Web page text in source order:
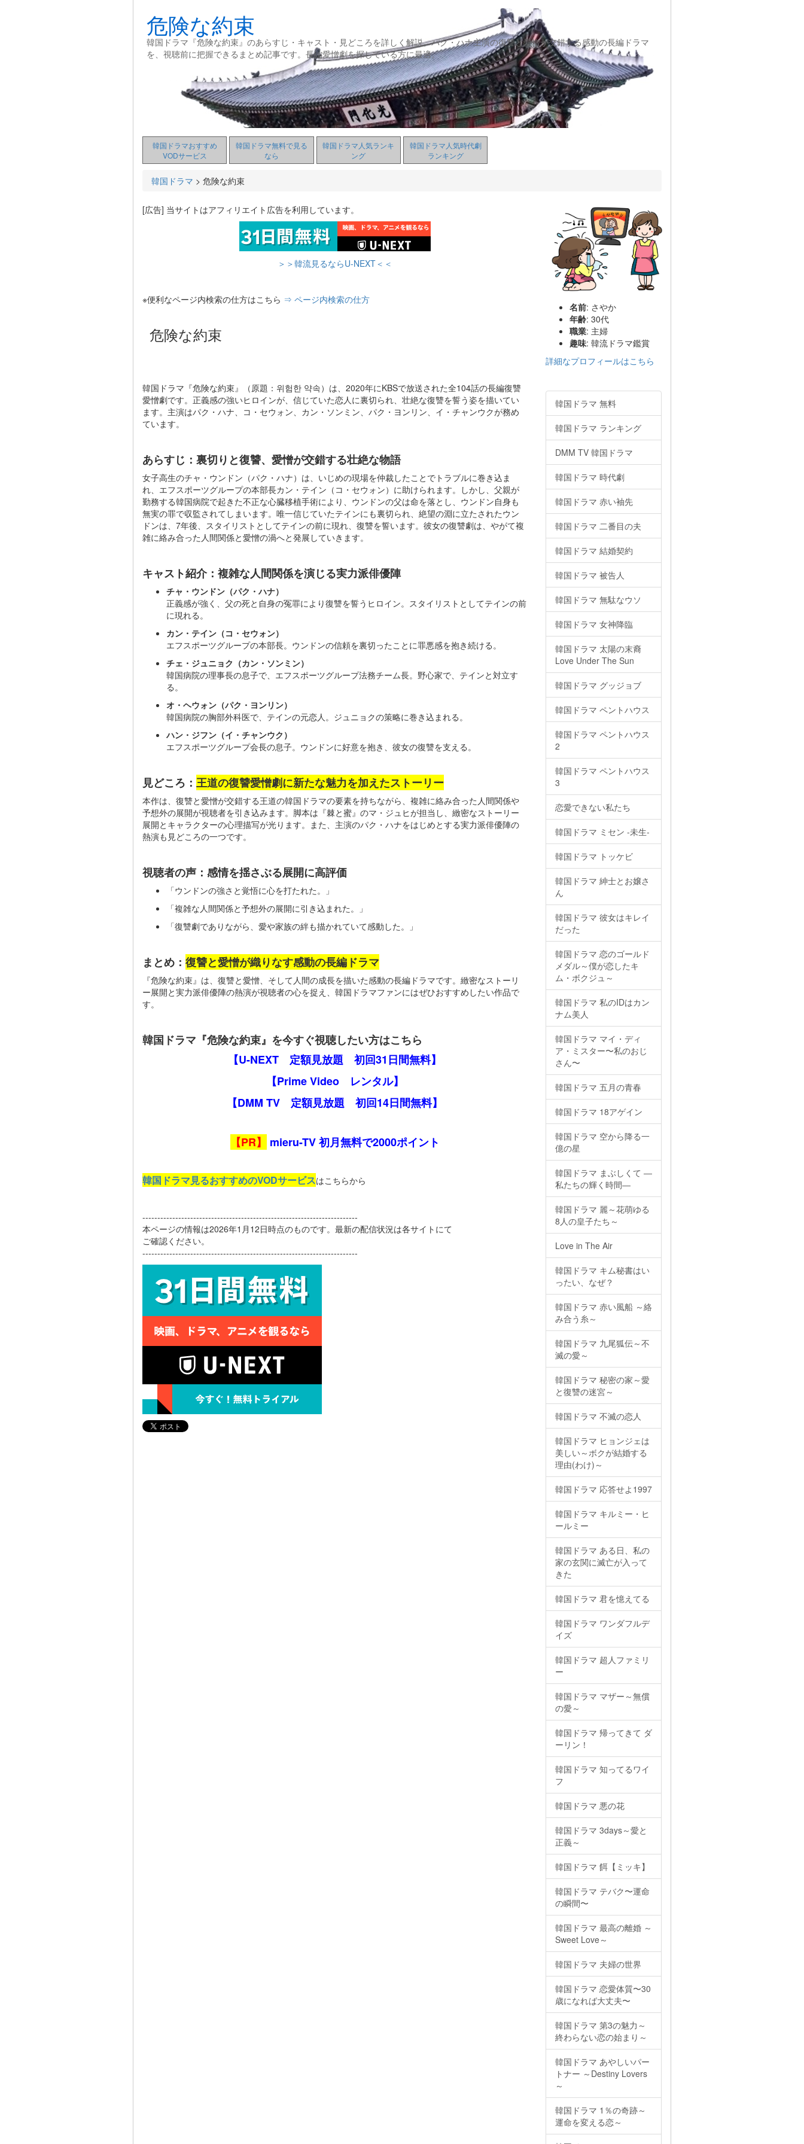
危険な約束
韓国ドラマ『危険な約束』のあらすじ・キャスト・見どころを詳しく解説。パク・ハナ主演の復讐と愛憎が交錯する感動の長編ドラマ
を、視聴前に把握できるまとめ記事です。長編愛憎劇を探している方に最適。
韓国ドラマおすすめ
VODサービス
韓国ドラマ無料で見る
なら
韓国ドラマ人気ランキ
ング
韓国ドラマ人気時代劇
ランキング
韓国ドラマ > 危険な約束
[広告] 当サイトはアフィリエイト広告を利用しています。
＞＞韓流見るならU-NEXT＜＜
※便利なページ内検索の仕方はこちら ⇒ ページ内検索の仕方
危険な約束
韓国ドラマ『危険な約束』（原題：위험한 약속）は、2020年にKBSで放送された全104話の長編復讐
愛憎劇です。正義感の強いヒロインが、信じていた恋人に裏切られ、壮絶な復讐を誓う姿を描いてい
ます。主演はパク・ハナ、コ・セウォン、カン・ソンミン、パク・ヨンリン、イ・チャンウクが務め
ています。
あらすじ：裏切りと復讐、愛憎が交錯する壮絶な物語
女子高生のチャ・ウンドン（パク・ハナ）は、いじめの現場を仲裁したことでトラブルに巻き込ま
れ、エフスポーツグループの本部長カン・テイン（コ・セウォン）に助けられます。しかし、父親が
勤務する韓国病院で起きた不正な心臓移植手術により、ウンドンの父は命を落とし、ウンドン自身も
無実の罪で収監されてしまいます。唯一信じていたテインにも裏切られ、絶望の淵に立たされたウン
ドンは、7年後、スタイリストとしてテインの前に現れ、復讐を誓います。彼女の復讐劇は、やがて複
雑に絡み合った人間関係と愛憎の渦へと発展していきます。
キャスト紹介：複雑な人間関係を演じる実力派俳優陣
チャ・ウンドン（パク・ハナ）
正義感が強く、父の死と自身の冤罪により復讐を誓うヒロイン。スタイリストとしてテインの前
に現れる。
カン・テイン（コ・セウォン）
エフスポーツグループの本部長。ウンドンの信頼を裏切ったことに罪悪感を抱き続ける。
チェ・ジュニョク（カン・ソンミン）
韓国病院の理事長の息子で、エフスポーツグループ法務チーム長。野心家で、テインと対立す
る。
オ・ヘウォン（パク・ヨンリン）
韓国病院の胸部外科医で、テインの元恋人。ジュニョクの策略に巻き込まれる。
ハン・ジフン（イ・チャンウク）
エフスポーツグループ会長の息子。ウンドンに好意を抱き、彼女の復讐を支える。
見どころ： 王道の復讐愛憎劇に新たな魅力を加えたストーリー
本作は、復讐と愛憎が交錯する王道の韓国ドラマの要素を持ちながら、複雑に絡み合った人間関係や
予想外の展開が視聴者を引き込みます。脚本は『棘と蜜』のマ・ジュヒが担当し、緻密なストーリー
展開とキャラクターの心理描写が光ります。また、主演のパク・ハナをはじめとする実力派俳優陣の
熱演も見どころの一つです。
視聴者の声：感情を揺さぶる展開に高評価
「ウンドンの強さと覚悟に心を打たれた。」
「複雑な人間関係と予想外の展開に引き込まれた。」
「復讐劇でありながら、愛や家族の絆も描かれていて感動した。」
まとめ： 復讐と愛憎が織りなす感動の長編ドラマ
『危険な約束』は、復讐と愛憎、そして人間の成長を描いた感動の長編ドラマです。緻密なストーリ
ー展開と実力派俳優陣の熱演が視聴者の心を捉え、韓国ドラマファンにはぜひおすすめしたい作品で
す。
韓国ドラマ『危険な約束』を今すぐ視聴したい方はこちら
【U-NEXT 定額見放題 初回31日間無料】
【Prime Video レンタル】
【DMM TV 定額見放題 初回14日間無料】
【PR】 mieru-TV 初月無料で2000ポイント
韓国ドラマ見るおすすめのVODサービスはこちらから
------------------------------------------------------------------------
本ページの情報は2026年1月12日時点のものです。最新の配信状況は各サイトにて
ご確認ください。
------------------------------------------------------------------------
名前: さやか
年齢: 30代
職業: 主婦
趣味: 韓流ドラマ鑑賞
詳細なプロフィールはこちら
韓国ドラマ 無料
韓国ドラマ ランキング
DMM TV 韓国ドラマ
韓国ドラマ 時代劇
韓国ドラマ 赤い袖先
韓国ドラマ 二番目の夫
韓国ドラマ 結婚契約
韓国ドラマ 被告人
韓国ドラマ 無駄なウソ
韓国ドラマ 女神降臨
韓国ドラマ 太陽の末裔
Love Under The Sun
韓国ドラマ グッジョブ
韓国ドラマ ペントハウス
韓国ドラマ ペントハウス
2
韓国ドラマ ペントハウス
3
恋愛できない私たち
韓国ドラマ ミセン -未生-
韓国ドラマ トッケビ
韓国ドラマ 紳士とお嬢さ
ん
韓国ドラマ 彼女はキレイ
だった
韓国ドラマ 恋のゴールド
メダル～僕が恋したキ
ム・ボクジュ～
韓国ドラマ 私のIDはカン
ナム美人
韓国ドラマ マイ・ディ
ア・ミスター〜私のおじ
さん〜
韓国ドラマ 五月の青春
韓国ドラマ 18アゲイン
韓国ドラマ 空から降る一
億の星
韓国ドラマ まぶしくて ―
私たちの輝く時間―
韓国ドラマ 麗～花萌ゆる
8人の皇子たち～
Love in The Air
韓国ドラマ キム秘書はい
ったい、なぜ？
韓国ドラマ 赤い風船 ～絡
み合う糸～
韓国ドラマ 九尾狐伝～不
滅の愛～
韓国ドラマ 秘密の家～愛
と復讐の迷宮～
韓国ドラマ 不滅の恋人
韓国ドラマ ヒョンジェは
美しい～ボクが結婚する
理由(わけ)～
韓国ドラマ 応答せよ1997
韓国ドラマ キルミー・ヒ
ールミー
韓国ドラマ ある日、私の
家の玄関に滅亡が入って
きた
韓国ドラマ 君を憶えてる
韓国ドラマ ワンダフルデ
イズ
韓国ドラマ 超人ファミリ
ー
韓国ドラマ マザー～無償
の愛～
韓国ドラマ 帰ってきて ダ
ーリン！
韓国ドラマ 知ってるワイ
フ
韓国ドラマ 悪の花
韓国ドラマ 3days～愛と
正義～
韓国ドラマ 餌【ミッキ】
韓国ドラマ テバク〜運命
の瞬間〜
韓国ドラマ 最高の離婚 ～
Sweet Love～
韓国ドラマ 夫婦の世界
韓国ドラマ 恋愛体質〜30
歳になれば大丈夫〜
韓国ドラマ 第3の魅力～
終わらない恋の始まり～
韓国ドラマ あやしいパー
トナー ～Destiny Lovers
～
韓国ドラマ 1％の奇跡～
運命を変える恋～